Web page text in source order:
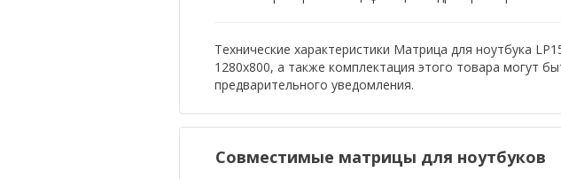
Технические характеристики Матрица для ноутбука
1280x800, а также комплектация этого товара могут
предварительного уведомления.
Совместимые матрицы для ноутбуков